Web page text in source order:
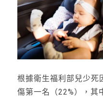
根據衛生福利部兒少死
傷第一名（22%），其